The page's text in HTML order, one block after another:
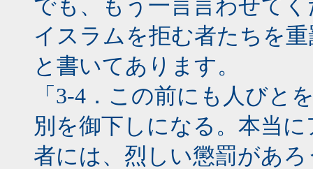
でも、もう一言言わせて
イスラムを拒む者たちを
と書いてあります。
「3-4．この前にも人びと
別を御下しになる。本当
者には、烈しい懲罰があ